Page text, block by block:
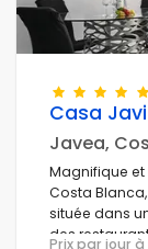
Casa
Javea,
Magnifique et
Costa
située dans
des
Prix par jour